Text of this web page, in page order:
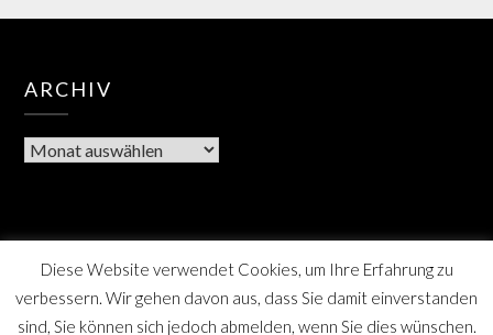
ARCHIV
Diese Website verwendet Cookies, um Ihre Erfahrung zu
verbessern. Wir gehen davon aus, dass Sie damit einverstanden
sind, Sie können sich jedoch abmelden, wenn Sie dies wünschen.